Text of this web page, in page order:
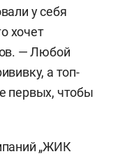
у себя
хочет
— Любой
а топ-
первых, чтобы
„ЖИК